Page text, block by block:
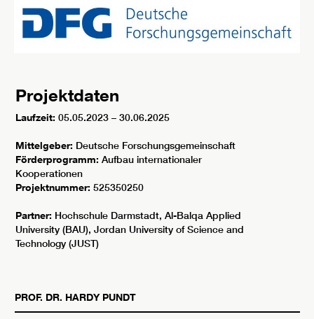
Projektdaten
Laufzeit: 05.05.2023 – 30.06.2025
Mittelgeber: Deutsche Forschungsgemeinschaft
Förderprogramm: Aufbau internationaler
Kooperationen
Projektnummer: 525350250
Partner: Hochschule Darmstadt, Al-Balqa Applied
University (BAU), Jordan University of Science and
Technology (JUST)
PROF. DR. HARDY PUNDT